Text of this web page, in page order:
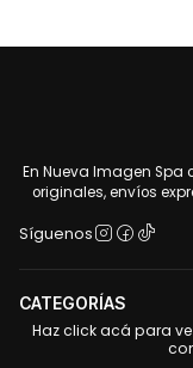
En Nueva Imagen
originales, envíos
Síguenos
CATEGORÍAS
Haz click acá para